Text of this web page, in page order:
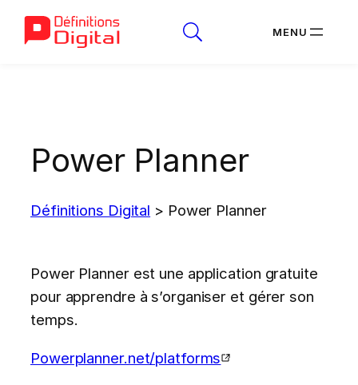
Power Planner
Définitions Digital > Power Planner
Power Planner est une application gratuite
pour apprendre à s’organiser et gérer son
temps.
Powerplanner.net/platforms